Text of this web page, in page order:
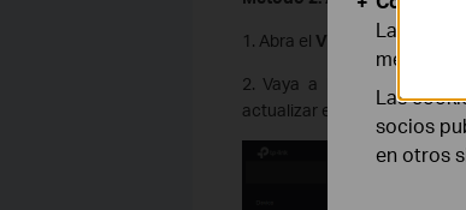
1. Abra el VIGI Security
2. Vaya a la página de
actualizar el firmware.
Las
mejorar y
Las
socios
en otros